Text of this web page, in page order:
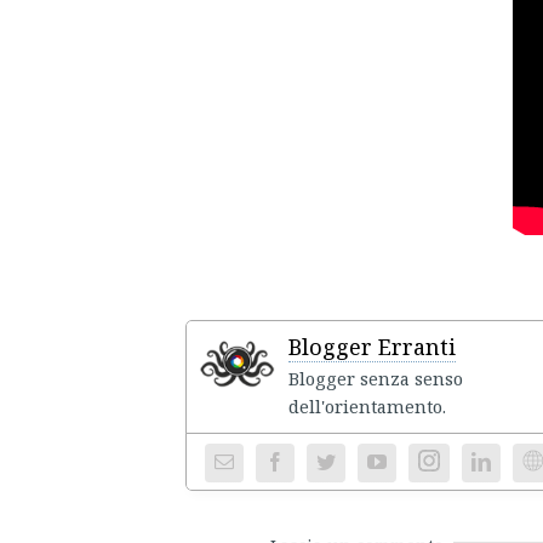
Blogger Erranti
Blogger senza senso
Instagram